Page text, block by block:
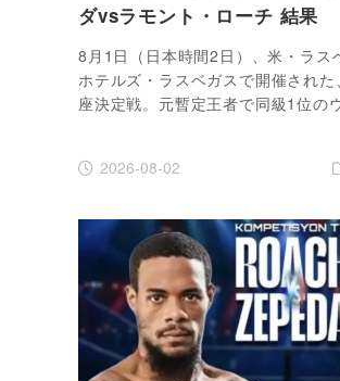
ダvsラモント・ローチ 結果
8月1日（日本時間2日）、米・ラス
ホテルズ・ラスベガスで開催され
座決定戦。元暫定王者で同級1位の
2026-08-02